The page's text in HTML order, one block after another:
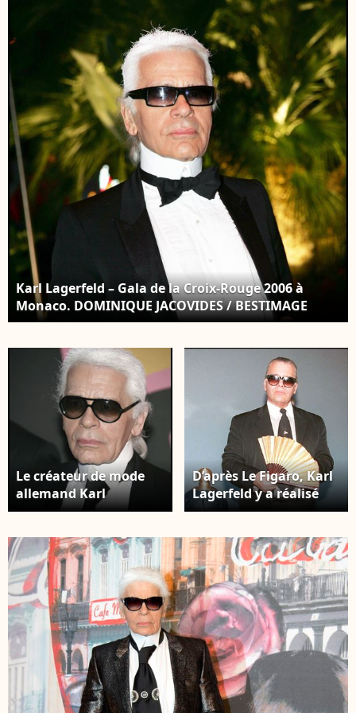
traditionnel dans la
Principauté de
Monaco.
BESTIMAGE
Karl Lagerfeld – Gala de la Croix-Rouge 2006 à
Monaco. DOMINIQUE JACOVIDES / BESTIMAGE
Le créateur de mode
allemand Karl
Lagerfeld arrive pour
Rose, Rock'N Rose, à
Monaco, le 28 mars
2009. Le Bal de la Rose
est un événement
caritatif annuel
traditionnel dans la
Principauté de
Monaco.
D’après Le Figaro, Karl
Lagerfeld y a réalisé
plusieurs shootings
de la Fressange ou
Tatiana Patitz dans les
jardins. Karl Lagerfeld
présente son nouveau
parfum Sun Moon
Stars à Monaco.
DOMINIQUE
JACOVIDES /
BESTIMAGE